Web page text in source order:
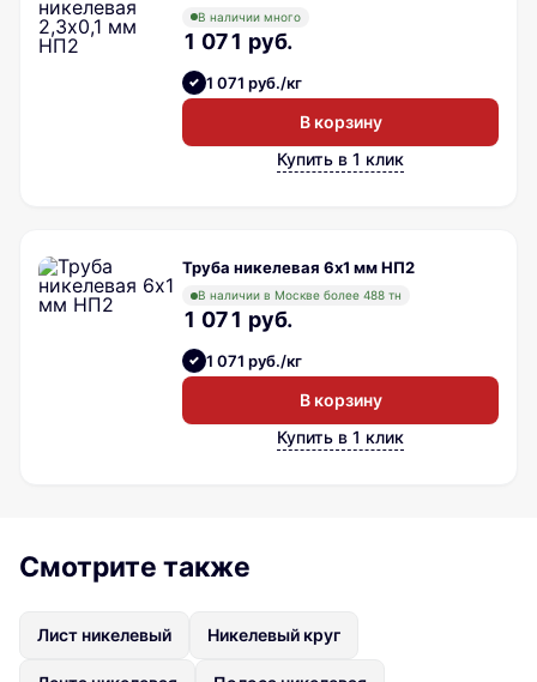
В наличии много
1 071 руб.
1 071 руб./кг
В корзину
Купить в 1 клик
Труба никелевая 6х1 мм НП2
В наличии в Москве более 488 тн
1 071 руб.
1 071 руб./кг
В корзину
Купить в 1 клик
Смотрите также
Лист никелевый Никелевый круг